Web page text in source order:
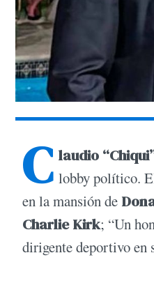
C laudio
lobby político.
en la mansión de
Charlie Kirk; “Un
dirigente deportivo en